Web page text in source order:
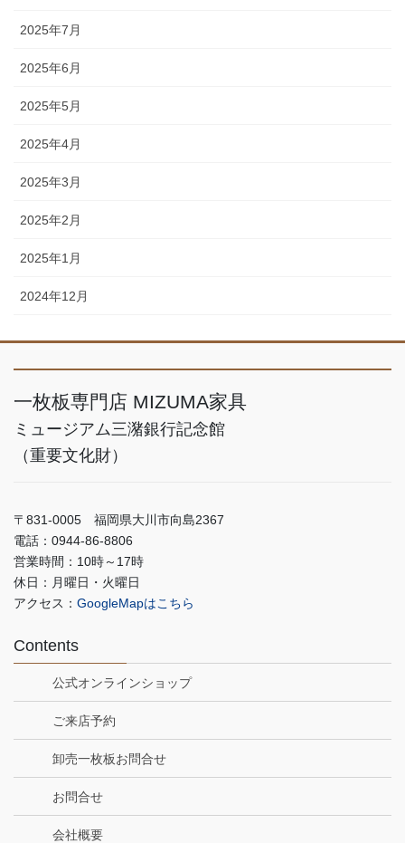
2025年7月
2025年6月
2025年5月
2025年4月
2025年3月
2025年2月
2025年1月
2024年12月
一枚板専門店 MIZUMA家具
ミュージアム三潴銀行記念館
（重要文化財）
〒831-0005 福岡県大川市向島2367
電話：0944-86-8806
営業時間：10時～17時
休日：月曜日・火曜日
アクセス： GoogleMapはこちら
Contents
公式オンラインショップ
ご来店予約
卸売一枚板お問合せ
お問合せ
会社概要